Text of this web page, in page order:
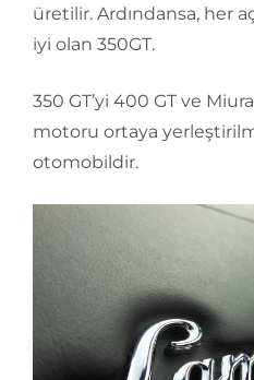
üretilir. Ardındansa, her
iyi olan 350GT.
350 GT’yi 400 GT ve
motoru ortaya
otomobildir.